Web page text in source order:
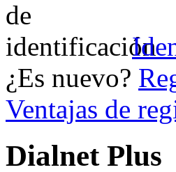
¿Es nuevo?
Ventajas de
Dialnet Plus